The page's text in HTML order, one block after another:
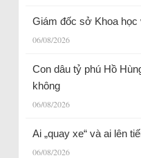
Giám đốc sở Khoa học
06/08/2026
Con dâu tỷ phú Hồ
không
06/08/2026
Ai „quay xe“ và ai lên
06/08/2026